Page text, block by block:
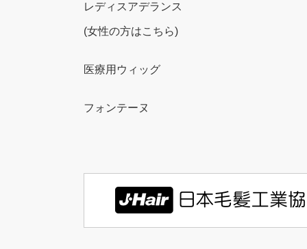
レディスアデランス
(女性の方はこちら)
医療用ウィッグ
フォンテーヌ